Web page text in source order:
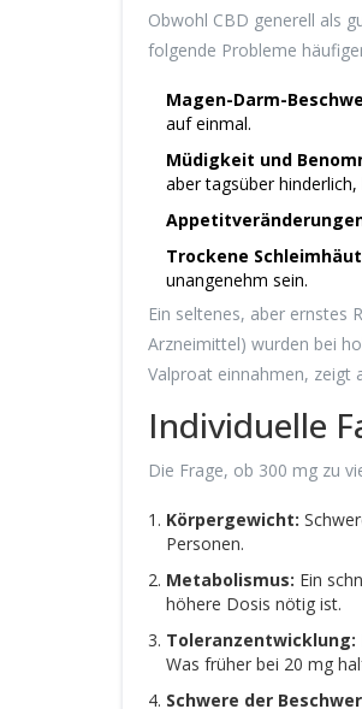
Obwohl CBD generell als
folgende Probleme
Magen-Darm-
auf einmal.
Müdigkeit und
aber tagsüber
Trockene
unangenehm sein.
Ein seltenes, aber ernstes
Arzneimittel) wurden bei
Valproat einnahmen, zeigt
Individuelle
Die Frage, ob 300 mg zu
Körpergewicht:
Personen.
Metabolismus: Ein
höhere Dosis nötig ist.
Toleranzentwicklung:
Was früher bei 20 mg
Schwere der